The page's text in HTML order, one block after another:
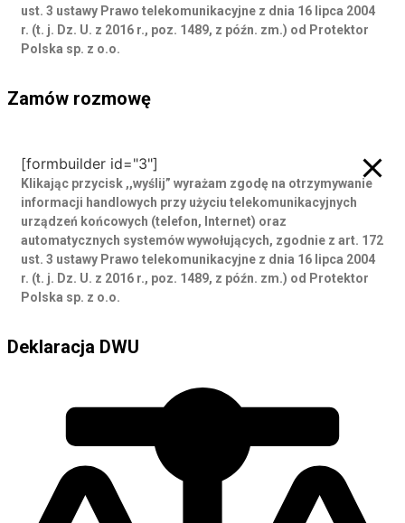
ust. 3 ustawy Prawo telekomunikacyjne z dnia 16 lipca 2004
r. (t. j. Dz. U. z 2016 r., poz. 1489, z późn. zm.) od Protektor
Polska sp. z o.o.
Zamów rozmowę
[formbuilder id="3"]
Klikając przycisk ,,wyślij” wyrażam zgodę na otrzymywanie
informacji handlowych przy użyciu telekomunikacyjnych
urządzeń końcowych (telefon, Internet) oraz
automatycznych systemów wywołujących, zgodnie z art. 172
ust. 3 ustawy Prawo telekomunikacyjne z dnia 16 lipca 2004
r. (t. j. Dz. U. z 2016 r., poz. 1489, z późn. zm.) od Protektor
Polska sp. z o.o.
Deklaracja DWU